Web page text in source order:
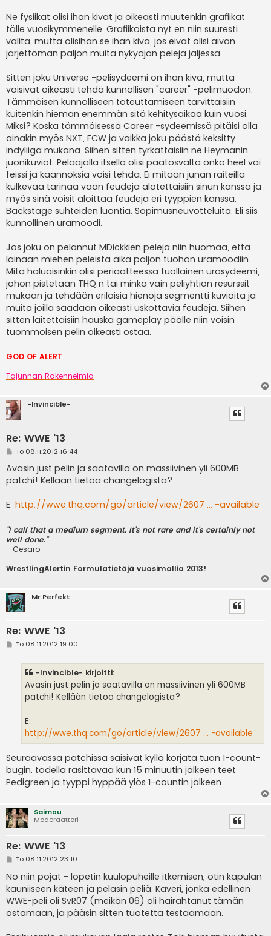
Ne fysiikat olisi ihan kivat ja oikeasti muutenkin grafiikat
tälle vuosikymmenelle. Grafiikoista nyt en niin suuresti
välitä, mutta olisihan se ihan kiva, jos eivät olisi aivan
järjettömän paljon muita nykyajan pelejä jäljessä.
Sitten joku Universe -pelisydeemi on ihan kiva, mutta
voisivat oikeasti tehdä kunnollisen "career" -pelimuodon.
Tämmöisen kunnolliseen toteuttamiseen tarvittaisiin
kuitenkin hieman enemmän sitä kehitysaikaa kuin vuosi.
Miksi? Koska tämmöisessä Career -sydeemissä pitäisi olla
ainakin myös NXT, FCW ja vaikka joku päästä keksitty
indyliiga mukana. Siihen sitten tyrkättäisiin ne Heymanin
juonikuviot. Pelaajalla itsellä olisi päätösvalta onko heel vai
feissi ja käännöksiä voisi tehdä. Ei mitään junan raiteilla
kulkevaa tarinaa vaan feudeja alotettaisiin sinun kanssa ja
myös sinä voisit aloittaa feudeja eri tyyppien kanssa.
Backstage suhteiden luontia. Sopimusneuvotteluita. Eli siis
kunnollinen uramoodi.
Jos joku on pelannut MDickkien pelejä niin huomaa, että
lainaan miehen peleistä aika paljon tuohon uramoodiin.
Mitä haluaisinkin olisi periaatteessa tuollainen urasydeemi,
johon pistetään THQ:n tai minkä vain peliyhtiön resurssit
mukaan ja tehdään erilaisia hienoja segmentti kuvioita ja
muita joilla saadaan oikeasti uskottavia feudeja. Siihen
sitten laitettaisiin hauska gameplay päälle niin voisin
tuommoisen pelin oikeasti ostaa.
GOD OF ALERT
Tajunnan Rakennelmia
-Invincible-
Re: WWE '13
V
e
s
t
To 08.11.2012 16:44
Avasin just pelin ja saatavilla on massiivinen yli 600MB
patchi! Kellään tietoa changelogista?
E: http://wwe.thq.com/go/article/view/2607 ... -available
"I call that a medium segment. It's not rare and it's certainly not
well done."
- Cesaro
WrestlingAlertin Formulatietäjä vuosimallia 2013!
Mr.Perfekt
Re: WWE '13
VTo 08.11.2012 19:00
-Invincible- kirjoitti:
Avasin just pelin ja saatavilla on massiivinen yli 600MB
patchi! Kellään tietoa changelogista?
E:
http://wwe.thq.com/go/article/view/2607 ... -available
Seuraavassa patchissa saisivat kyllä korjata tuon 1-count-
bugin. todella rasittavaa kun 15 minuutin jälkeen teet
Pedigreen ja tyyppi hyppää ylös 1-countin jälkeen.
Saimou
Moderaattori
Re: WWE '13
V
e
s
t
i
To 08.11.2012 23:10
No niin pojat - lopetin kuulopuheille itkemisen, otin kapulan
kauniiseen käteen ja pelasin peliä. Kaveri, jonka edellinen
WWE-peli oli SvR07 (meikän 06) oli hairahtanut tämän
ostamaan, ja pääsin sitten tuotetta testaamaan.